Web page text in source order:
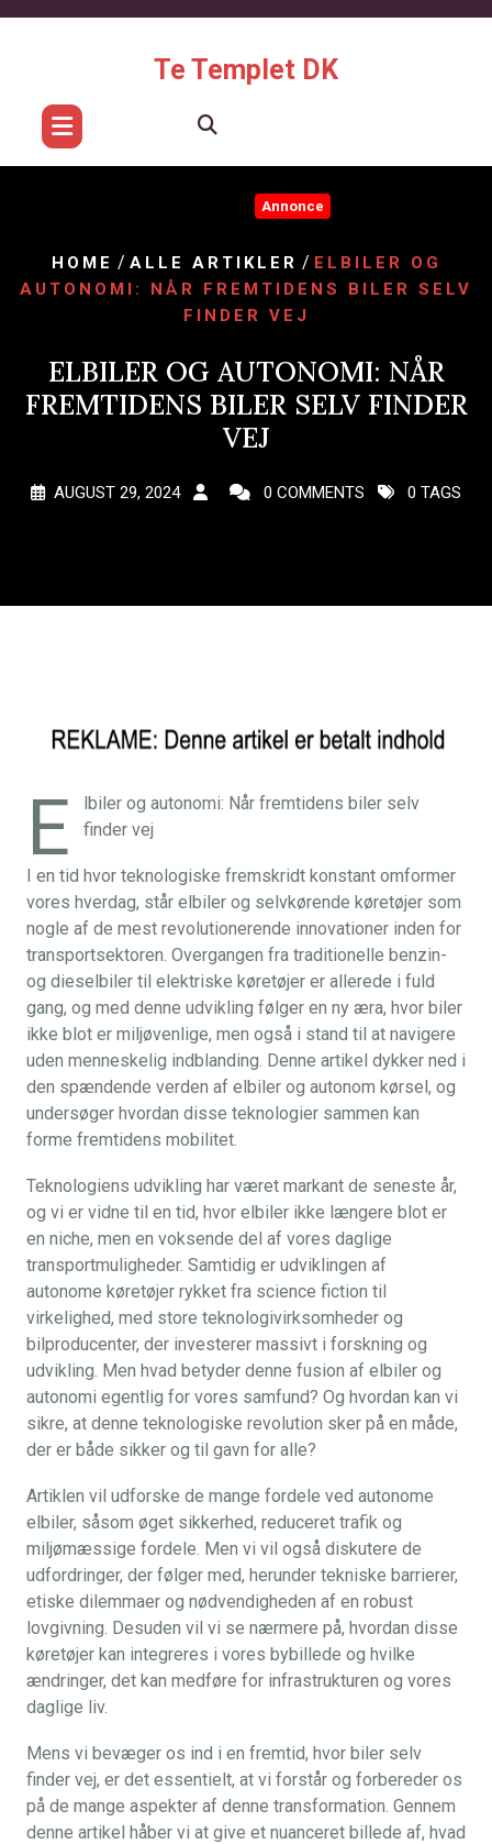
Te Templet DK
Annonce
HOME / ALLE ARTIKLER / ELBILER OG
AUTONOMI: NÅR FREMTIDENS BILER SELV
FINDER VEJ
ELBILER OG AUTONOMI: NÅR
FREMTIDENS BILER SELV FINDER
VEJ
AUGUST 29, 2024 0 COMMENTS 0 TAGS
E
lbiler og autonomi: Når fremtidens biler selv
finder vej
I en tid hvor teknologiske fremskridt konstant omformer
vores hverdag, står elbiler og selvkørende køretøjer som
nogle af de mest revolutionerende innovationer inden for
transportsektoren. Overgangen fra traditionelle benzin-
og dieselbiler til elektriske køretøjer er allerede i fuld
gang, og med denne udvikling følger en ny æra, hvor biler
ikke blot er miljøvenlige, men også i stand til at navigere
uden menneskelig indblanding. Denne artikel dykker ned i
den spændende verden af elbiler og autonom kørsel, og
undersøger hvordan disse teknologier sammen kan
forme fremtidens mobilitet.
Teknologiens udvikling har været markant de seneste år,
og vi er vidne til en tid, hvor elbiler ikke længere blot er
en niche, men en voksende del af vores daglige
transportmuligheder. Samtidig er udviklingen af
autonome køretøjer rykket fra science fiction til
virkelighed, med store teknologivirksomheder og
bilproducenter, der investerer massivt i forskning og
udvikling. Men hvad betyder denne fusion af elbiler og
autonomi egentlig for vores samfund? Og hvordan kan vi
sikre, at denne teknologiske revolution sker på en måde,
der er både sikker og til gavn for alle?
Artiklen vil udforske de mange fordele ved autonome
elbiler, såsom øget sikkerhed, reduceret trafik og
miljømæssige fordele. Men vi vil også diskutere de
udfordringer, der følger med, herunder tekniske barrierer,
etiske dilemmaer og nødvendigheden af en robust
lovgivning. Desuden vil vi se nærmere på, hvordan disse
køretøjer kan integreres i vores bybillede og hvilke
ændringer, det kan medføre for infrastrukturen og vores
daglige liv.
Mens vi bevæger os ind i en fremtid, hvor biler selv
finder vej, er det essentielt, at vi forstår og forbereder os
på de mange aspekter af denne transformation. Gennem
denne artikel håber vi at give et nuanceret billede af, hvad